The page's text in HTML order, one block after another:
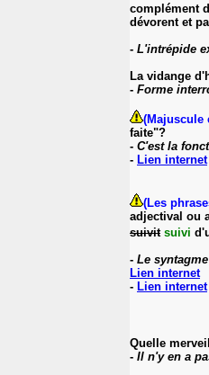
complément
dévorent et
- L'intrépide
La vidange
- Forme
(Majuscule
faite"?
- C'est la
- Lien internet
(Les
adjectival ou
suivit suivi
- Le
Lien internet
- Lien internet
Quelle
- Il n'y en a